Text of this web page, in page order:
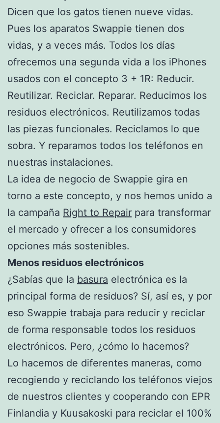
Dicen que los gatos tienen nueve vidas.
Pues los aparatos Swappie tienen dos
vidas, y a veces más. Todos los días
ofrecemos una segunda vida a los iPhones
usados con el concepto 3 + 1R: Reducir.
Reutilizar. Reciclar. Reparar. Reducimos los
residuos electrónicos. Reutilizamos todas
las piezas funcionales. Reciclamos lo que
sobra. Y reparamos todos los teléfonos en
nuestras instalaciones.
La idea de negocio de Swappie gira en
torno a este concepto, y nos hemos unido a
la campaña Right to Repair para transformar
el mercado y ofrecer a los consumidores
opciones más sostenibles.
Menos residuos electrónicos
¿Sabías que la basura electrónica es la
principal forma de residuos? Sí, así es, y por
eso Swappie trabaja para reducir y reciclar
de forma responsable todos los residuos
electrónicos. Pero, ¿cómo lo hacemos?
Lo hacemos de diferentes maneras, como
recogiendo y reciclando los teléfonos viejos
de nuestros clientes y cooperando con EPR
Finlandia y Kuusakoski para reciclar el 100%